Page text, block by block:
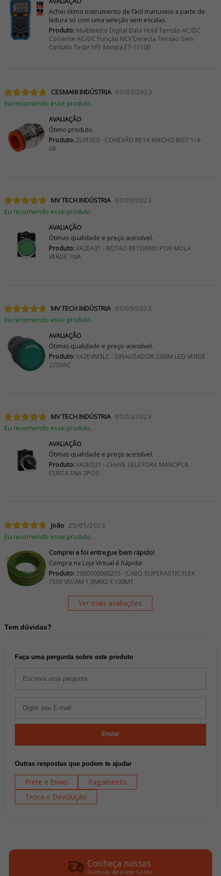
Achei ótimo instrumento de fácil manuseio a parte de
leitura só com uma seleção sem escalas.
Produto:Multímetro Digital Data Hold Tensão AC/DC
Corrente AC/DC Função NCV Detecta Tensão Sem
Contato Teste hFE Minipa ET-1110B
CESMANI INDÚSTRIA 07/03/2023
Eu recomendo esse produto.
AVALIAÇÃO
Ótimo produto.
Produto:2L01010 - CONEXÃO RETA MACHO INST 1/4-
08
MV TECH INDÚSTRIA 07/03/2023
Eu recomendo esse produto.
AVALIAÇÃO
Ótimas qualidade e preço acessível.
Produto:XA2EA31 - BOTAO RETORNO POR MOLA
VERDE 1NA
MV TECH INDÚSTRIA 07/03/2023
Eu recomendo esse produto.
AVALIAÇÃO
Ótimas qualidade e preço acessível.
Produto:XA2EVM3LC - SINALIZADOR 22MM LED VERDE
220VAC
MV TECH INDÚSTRIA 07/03/2023
Eu recomendo esse produto.
AVALIAÇÃO
Ótimas qualidade e preço acessível.
Produto:XA2ED21 - CHAVE SELETORA MANOPLA
CURTA 1NA 2POS
João 25/01/2023
Eu recomendo esse produto.
Comprei e foi entregue bem rápido!
Compra na Loja Virtual é Rápida!
Produto:2000000000275 - CABO SUPERASTIC FLEX
750V VD/AM 1,0MM2 X 100MT
Ver mais avaliações
Tem dúvidas?
Faça uma pergunta sobre este produto
Enviar
Outras respostas que podem te ajudar
Frete e Envio
Pagamento
Troca e Devolução
Conheça nossas
Politicas de Frete Grátis